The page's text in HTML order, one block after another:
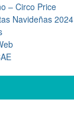
– Circo Price
Navideñas 2024